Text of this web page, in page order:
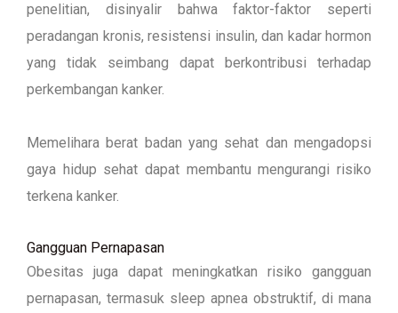
penelitian, disinyalir bahwa faktor-faktor seperti
peradangan kronis, resistensi insulin, dan kadar hormon
yang tidak seimbang dapat berkontribusi terhadap
perkembangan kanker.
Memelihara berat badan yang sehat dan mengadopsi
gaya hidup sehat dapat membantu mengurangi risiko
terkena kanker.
Gangguan Pernapasan
Obesitas juga dapat meningkatkan risiko gangguan
pernapasan, termasuk sleep apnea obstruktif, di mana